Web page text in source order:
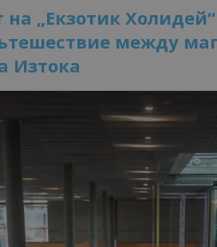
на „Екзотик
между
Изтока